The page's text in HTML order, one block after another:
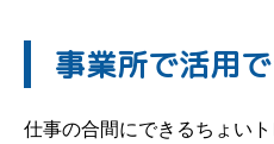
事業所で活用
仕事の合間にできるちょい